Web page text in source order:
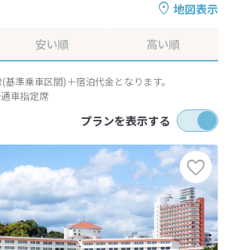
地図表示
安い順 高い順
準乗車区間)＋宿泊代金となります。
車指定席
プランを表示する